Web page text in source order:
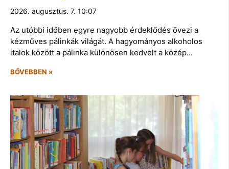
2026. augusztus. 7. 10:07
Az utóbbi időben egyre nagyobb érdeklődés övezi a
kézműves pálinkák világát. A hagyományos alkoholos
italok között a pálinka különösen kedvelt a közép…
BŐVEBBEN »